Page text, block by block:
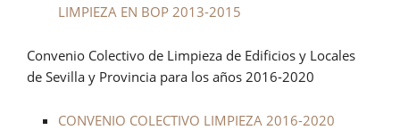
LIMPIEZA EN BOP 2013-2015
Convenio Colectivo de Limpieza de Edificios y Locales
de Sevilla y Provincia para los años 2016-2020
CONVENIO COLECTIVO LIMPIEZA 2016-2020